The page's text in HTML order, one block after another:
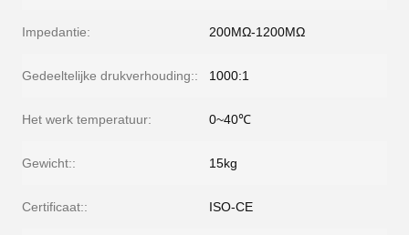
Impedantie: 200MΩ-1200MΩ
Gedeeltelijke drukverhouding:: 1000:1
Het werk temperatuur: 0~40℃
Gewicht:: 15kg
Certificaat:: ISO-CE